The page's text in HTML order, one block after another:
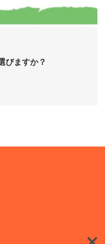
びますか？